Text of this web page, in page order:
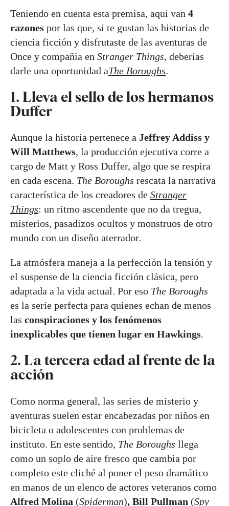
Teniendo en cuenta esta premisa, aquí van 4
razones por las que, si te gustan las historias de
ciencia ficción y disfrutaste de las aventuras de
Once y compañía en Stranger Things, deberías
darle una oportunidad aThe Boroughs.
1. Lleva el sello de los hermanos
Duffer
Aunque la historia pertenece a Jeffrey Addiss y
Will Matthews, la producción ejecutiva corre a
cargo de Matt y Ross Duffer, algo que se respira
en cada escena. The Boroughs rescata la narrativa
característica de los creadores de Stranger
Things: un ritmo ascendente que no da tregua,
misterios, pasadizos ocultos y monstruos de otro
mundo con un diseño aterrador.
La atmósfera maneja a la perfección la tensión y
el suspense de la ciencia ficción clásica, pero
adaptada a la vida actual. Por eso The Boroughs
es la serie perfecta para quienes echan de menos
las conspiraciones y los fenómenos
inexplicables que tienen lugar en Hawkings.
2. La tercera edad al frente de la
acción
Como norma general, las series de misterio y
aventuras suelen estar encabezadas por niños en
bicicleta o adolescentes con problemas de
instituto. En este sentido, The Boroughs llega
como un soplo de aire fresco que cambia por
completo este cliché al poner el peso dramático
en manos de un elenco de actores veteranos como
Alfred Molina (Spiderman), Bill Pullman (Spy